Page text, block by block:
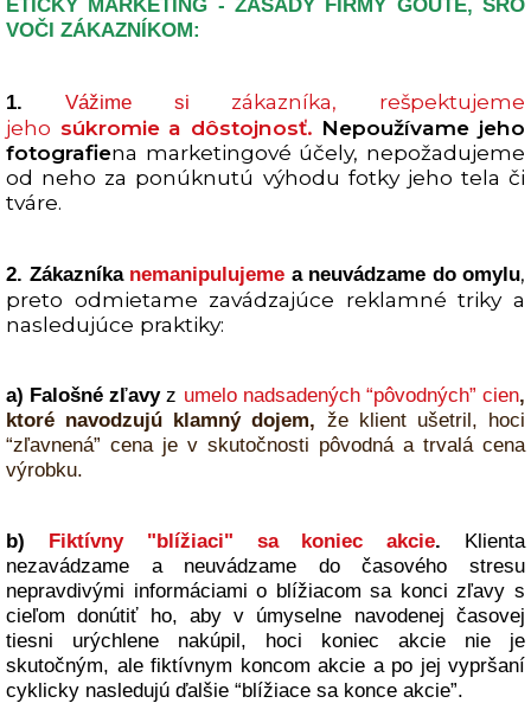
VOČI ZÁKAZNÍKOM:
1. Vážime si
zákazníka, rešpektujeme
jeho súkromie a dôstojnosť. Nepoužívame jeho
fotografiena marketingové účely, nepožadujeme
od neho za ponúknutú výhodu fotky jeho tela či
tváre.
2. Zákazníkanemanipulujeme a neuvádzame do omylu,
preto odmietame zavádzajúce reklamné triky a
nasledujúce praktiky:
a) Falošné zľavyz umelo nadsadených “pôvodných” cien,
ktoré navodzujú klamný dojem, že klient ušetril, hoci
“zľavnená” cena je v skutočnosti pôvodná a trvalá cena
výrobku.
b) Fiktívny "blížiaci" sa koniec akcie. Klienta
nezavádzame a neuvádzame do časového stresu
nepravdivými informáciami o blížiacom sa konci zľavy s
cieľom donútiť ho, aby v úmyselne navodenej časovej
tiesni urýchlene nakúpil, hoci koniec akcie nie je
skutočným, ale fiktívnym koncom akcie a po jej vypršaní
cyklicky nasledujú ďalšie “blížiace sa konce akcie”.